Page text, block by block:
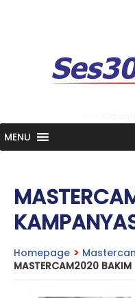
MENU
Homepage >
MASTERCAM2020 BAKIM